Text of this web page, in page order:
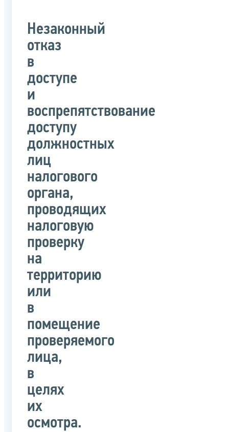
Незаконный
отказ
в
доступе
и
воспрепятствование
доступу
должностных
лиц
налогового
органа,
проводящих
налоговую
проверку
на
территорию
или
в
помещение
проверяемого
лица,
в
целях
их
осмотра.